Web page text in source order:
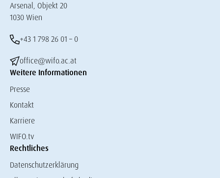
Arsenal, Objekt 20
1030 Wien
+43 1 798 26 01 – 0
office@wifo.ac.at
Weitere Informationen
Presse
Kontakt
Karriere
WIFO.tv
Rechtliches
Datenschutzerklärung